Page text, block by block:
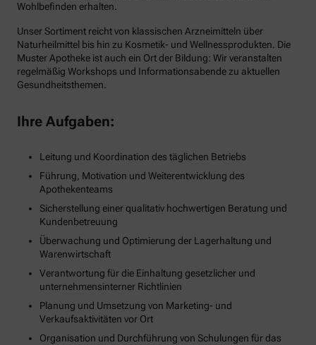
Wohlbefinden erhalten.
Unser Sortiment reicht von klassischen Arzneimitteln über
Naturheilmittel bis hin zu Kosmetik- und Wellnessprodukten. Die
Muster Apotheke ist auch ein Ort der Bildung: Wir veranstalten
regelmäßig Workshops und Informationsabende zu aktuellen
Gesundheitsthemen.
Ihre Aufgaben:
Leitung und Koordination des täglichen Betriebs
Führung, Motivation und Weiterentwicklung des
Apothekenteams
Sicherstellung einer qualitativ hochwertigen Beratung und
Kundenbetreuung
Überwachung und Optimierung der Lagerhaltung und
Warenwirtschaft
Verantwortung für die Einhaltung gesetzlicher und
unternehmensinterner Richtlinien
Planung und Umsetzung von Marketing- und
Verkaufsaktivitäten vor Ort
Organisation und Durchführung von Schulungen für das